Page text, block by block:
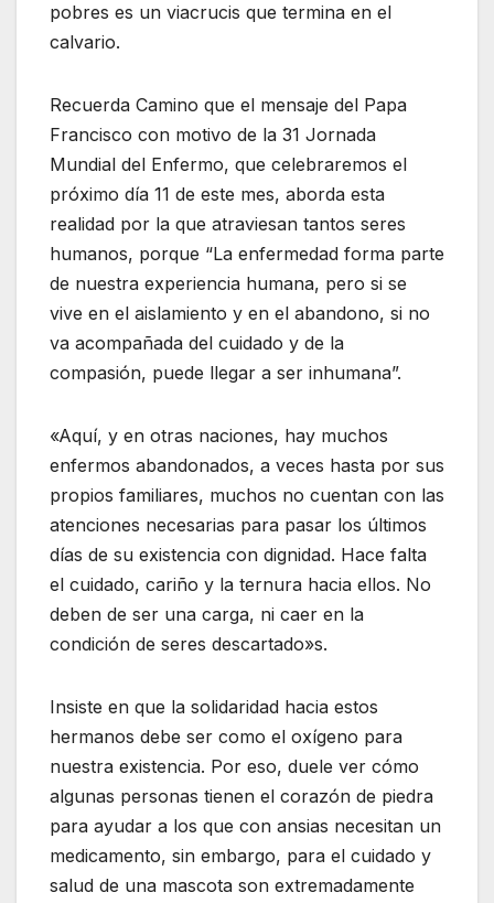
pobres es un viacrucis que termina en el
calvario.
Recuerda Camino que el mensaje del Papa
Francisco con motivo de la 31 Jornada
Mundial del Enfermo, que celebraremos el
próximo día 11 de este mes, aborda esta
realidad por la que atraviesan tantos seres
humanos, porque “La enfermedad forma parte
de nuestra experiencia humana, pero si se
vive en el aislamiento y en el abandono, si no
va acompañada del cuidado y de la
compasión, puede llegar a ser inhumana”.
«Aquí, y en otras naciones, hay muchos
enfermos abandonados, a veces hasta por sus
propios familiares, muchos no cuentan con las
atenciones necesarias para pasar los últimos
días de su existencia con dignidad. Hace falta
el cuidado, cariño y la ternura hacia ellos. No
deben de ser una carga, ni caer en la
condición de seres descartado»s.
Insiste en que la solidaridad hacia estos
hermanos debe ser como el oxígeno para
nuestra existencia. Por eso, duele ver cómo
algunas personas tienen el corazón de piedra
para ayudar a los que con ansias necesitan un
medicamento, sin embargo, para el cuidado y
salud de una mascota son extremadamente